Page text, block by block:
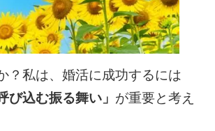
？私は、婚活に成功するには
び込む振る舞い」 が重要と考え